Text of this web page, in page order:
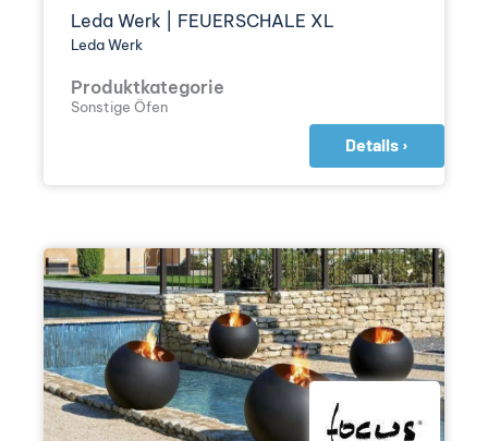
Leda Werk | FEUERSCHALE XL
Leda Werk
Produktkategorie
Sonstige Öfen
Details ›